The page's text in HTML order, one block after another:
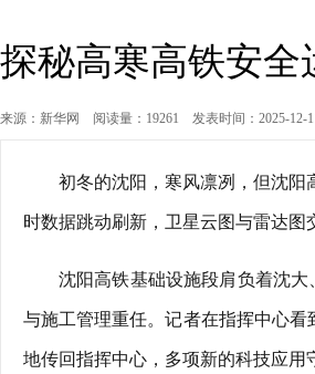
探秘高寒高铁安
来源：新华网 阅读量：19261 发表时间：2025-12-
初冬的沈阳，寒风凛冽，但沈阳
时数据跳动刷新，卫星云图与雷达
沈阳高铁基础设施段肩负着沈
与施工管理重任。记者在指挥中心
地传回指挥中心，多项新的科技应用